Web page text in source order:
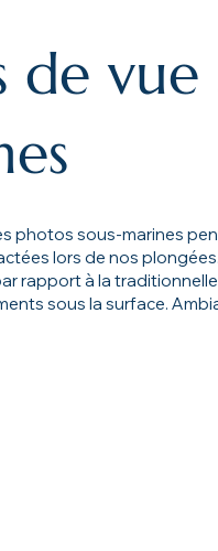
de vue
photos sous-marines
lors de nos
rapport à la
sous la surface.